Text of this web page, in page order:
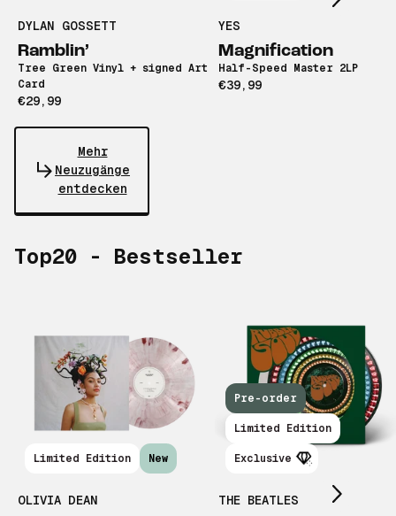
DYLAN GOSSETT
Ramblin’
Tree Green Vinyl + signed Art
Card
€29,99
YES
Magnification
Half-Speed Master 2LP
€39,99
Mehr
Neuzugänge
entdecken
Top20 - Bestseller
Limited Edition New
OLIVIA DEAN
Pre-order
Limited Edition
Exclusive
THE BEATLES
Scroll right